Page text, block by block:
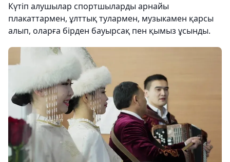
Күтіп алушылар спортшыларды арнайы
плакаттармен, ұлттық тулармен, музыкамен қарсы
алып, оларға бірден бауырсақ пен қымыз ұсынды.